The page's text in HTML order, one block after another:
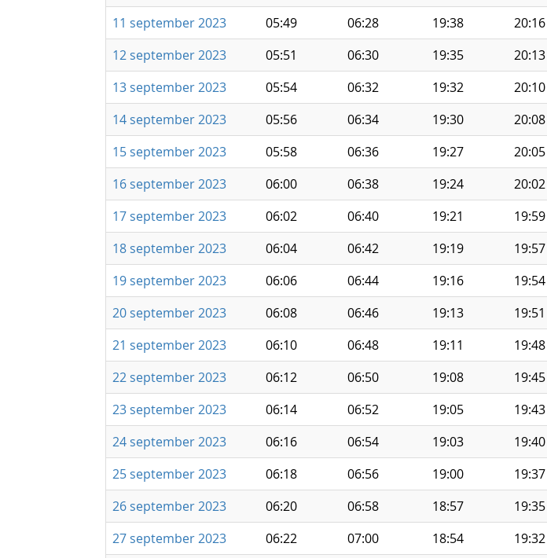
11 september 2023
05:49 06:28 19:38 20:16
12 september 2023
05:51 06:30 19:35 20:13
13 september 2023
05:54 06:32 19:32 20:10
14 september 2023
05:56 06:34 19:30 20:08
15 september 2023
05:58 06:36 19:27 20:05
16 september 2023
06:00 06:38 19:24 20:02
17 september 2023
06:02 06:40 19:21 19:59
18 september 2023
06:04 06:42 19:19 19:57
19 september 2023
06:06 06:44 19:16 19:54
20 september 2023
06:08 06:46 19:13 19:51
21 september 2023
06:10 06:48 19:11 19:48
22 september 2023
06:12 06:50 19:08 19:45
23 september 2023
06:14 06:52 19:05 19:43
24 september 2023
06:16 06:54 19:03 19:40
25 september 2023
06:18 06:56 19:00 19:37
26 september 2023
06:20 06:58 18:57 19:35
27 september 2023
06:22 07:00 18:54 19:32